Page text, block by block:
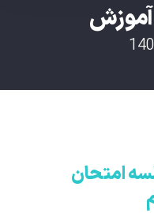
آموزش
امتحان